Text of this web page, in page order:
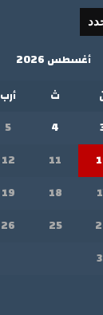
أغسطس 2026
ث أرب
4
5
11
12
18
19
25
26